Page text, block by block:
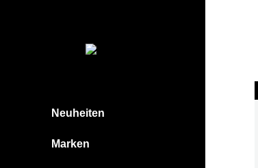
Neuheiten
Marken